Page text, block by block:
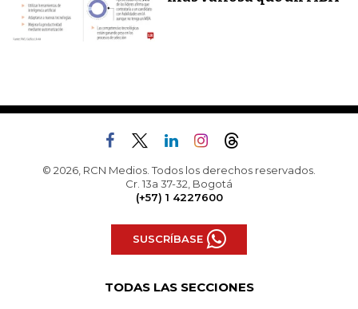
© 2026, RCN Medios. Todos los derechos reservados.
Cr. 13a 37-32, Bogotá
(+57) 1 4227600
SUSCRÍBASE
TODAS LAS SECCIONES